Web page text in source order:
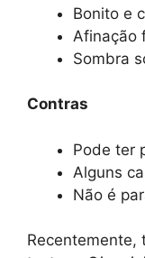
Bonito e
Afinação
Sombra
Contras
Pode ter
Alguns
Não é
Recentemente,